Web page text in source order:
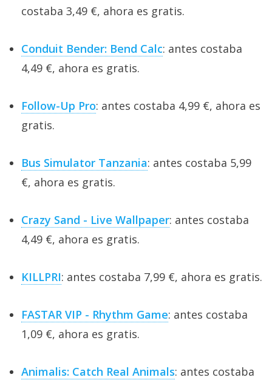
costaba 3,49 €, ahora es gratis.
Conduit Bender: Bend Calc: antes costaba
4,49 €, ahora es gratis.
Follow-Up Pro: antes costaba 4,99 €, ahora es
gratis.
Bus Simulator Tanzania: antes costaba 5,99
€, ahora es gratis.
Crazy Sand - Live Wallpaper: antes costaba
4,49 €, ahora es gratis.
KILLPRI: antes costaba 7,99 €, ahora es gratis.
FASTAR VIP - Rhythm Game: antes costaba
1,09 €, ahora es gratis.
Animalis: Catch Real Animals: antes costaba